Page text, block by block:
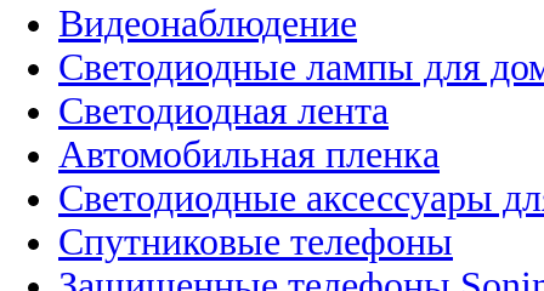
Видеонаблюдение
Светодиодные лампы для
Светодиодная лента
Автомобильная пленка
Светодиодные аксессуары
Спутниковые телефоны